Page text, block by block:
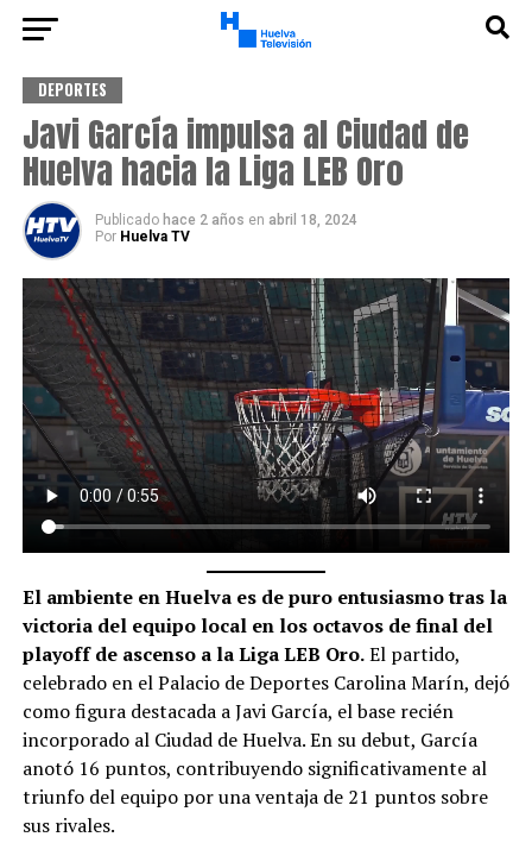
DEPORTES
Javi García impulsa al Ciudad de
Huelva hacia la Liga LEB Oro
Publicado hace 2 años en abril 18, 2024
Por Huelva TV
El ambiente en Huelva es de puro entusiasmo tras la
victoria del equipo local en los octavos de final del
playoff de ascenso a la Liga LEB Oro.El partido,
celebrado en el Palacio de Deportes Carolina Marín, dejó
como figura destacada a Javi García, el base recién
incorporado al Ciudad de Huelva. En su debut, García
anotó 16 puntos, contribuyendo significativamente al
triunfo del equipo por una ventaja de 21 puntos sobre
sus rivales.